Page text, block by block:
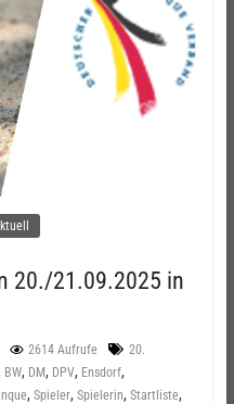
20./21.09.2025 in
2614 Aufrufe
20.
BW, DM, DPV, Ensdorf,
, Spieler, Spielerin, Startliste,